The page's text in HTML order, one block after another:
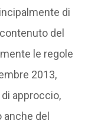
di
del
le regole
2013,
approccio,
del